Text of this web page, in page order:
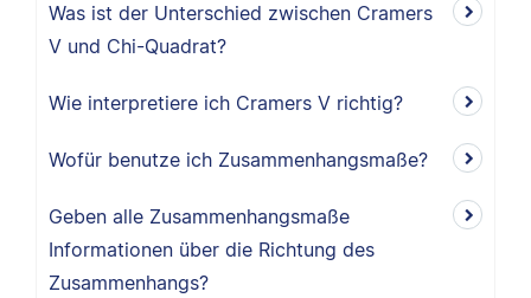
Was ist der Unterschied zwischen Cramers
V und Chi-Quadrat?
Wie interpretiere ich Cramers V richtig?
Wofür benutze ich Zusammenhangsmaße?
Geben alle Zusammenhangsmaße
Informationen über die Richtung des
Zusammenhangs?